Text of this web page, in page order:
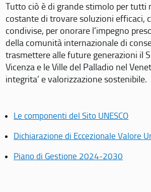
Tutto ciò è di grande stimolo per tutti
costante di trovare soluzioni efficaci,
condivise, per onorare l’impegno
della comunità internazionale di
trasmettere alle future generazioni il
Vicenza e le Ville del Palladio nel
integrita’ e valorizzazione sostenibile.
Le componenti del Sito UNESCO
Dichiarazione di Eccezionale Valore
Piano di Gestione 2024-2030